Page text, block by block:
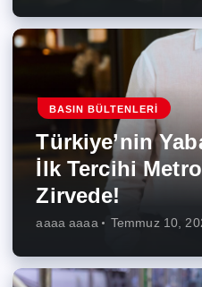
BASIN BÜLTENLERI
Türkiye’nin
İlk Tercihi Metro
Zirvede!
aaaa aaaa Temmuz 10,